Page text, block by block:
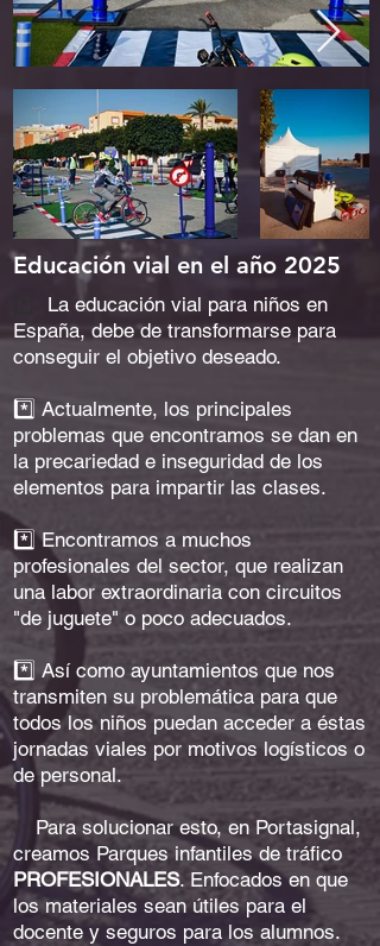
Educación vial en el año 2025
La educación vial para niños en
España, debe de transformarse para
conseguir el objetivo deseado.
*️⃣ Actualmente, los principales
problemas que encontramos se dan en
la precariedad e inseguridad de los
elementos para impartir las clases.
*️⃣ Encontramos a muchos
profesionales del sector, que realizan
una labor extraordinaria con circuitos
"de juguete" o poco adecuados.
*️⃣ Así como ayuntamientos que nos
transmiten su problemática para que
todos los niños puedan acceder a éstas
jornadas viales por motivos logísticos o
de personal.
✅ Para solucionar esto, en Portasignal,
creamos Parques infantiles de tráfico
PROFESIONALES. Enfocados en que
los materiales sean útiles para el
docente y seguros para los alumnos.